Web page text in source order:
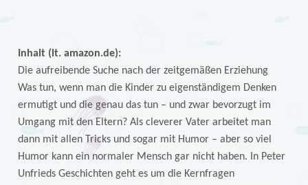
Inhalt (lt. amazon.de):
Die aufreibende Suche nach der zeitgemäßen Erziehung
Was tun, wenn man die Kinder zu eigenständigem Denken
ermutigt und die genau das tun – und zwar bevorzugt im
Umgang mit den Eltern? Als cleverer Vater arbeitet man
dann mit allen Tricks und sogar mit Humor – aber so viel
Humor kann ein normaler Mensch gar nicht haben. In Peter
Unfrieds Geschichten geht es um die Kernfragen